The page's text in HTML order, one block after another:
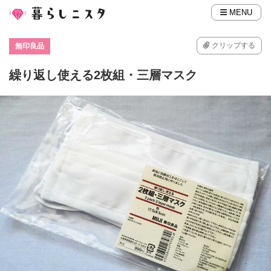
MENU
無印良品 クリップする
繰り返し使える2枚組・三層マスク